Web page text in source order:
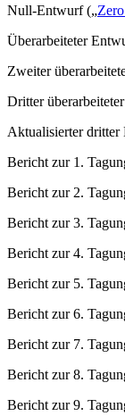
Null-Entwurf („
Überarbeiteter
Zweiter
Dritter
Aktualisierter
Bericht zur 1.
Bericht zur 2.
Bericht zur 3.
Bericht zur 4.
Bericht zur 5.
Bericht zur 6.
Bericht zur 7.
Bericht zur 8.
Bericht zur 9.